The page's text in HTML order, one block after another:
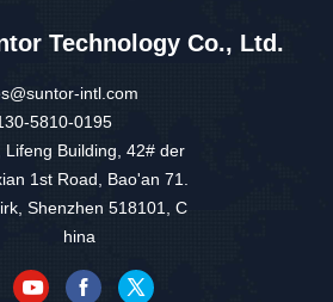
Technology Co., Ltd.
intl.com
5810-0195
Lifeng Building, 42# der
1st Road, Bao'an 71.
Shenzhen 518101, C
hina